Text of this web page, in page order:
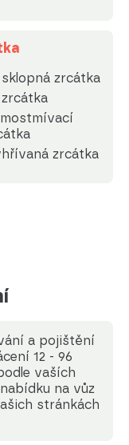
sklopná zrcátka
zrcátka
zrcátka
a pojištění
12 - 96
vaších
na vůz
stránkách